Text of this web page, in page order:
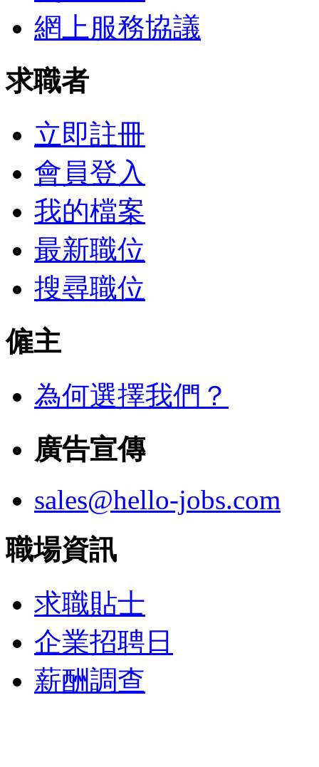
網上服務協議
求職者
立即註冊
會員登入
我的檔案
最新職位
搜尋職位
僱主
為何選擇我們？
廣告宣傳
sales@hello-jobs.com
職場資訊
求職貼士
企業招聘日
薪酬調查